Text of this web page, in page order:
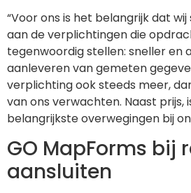
“Voor ons is het belangrijk dat
aan de verplichtingen die
tegenwoordig stellen: sneller en
aanleveren van gemeten
verplichting ook steeds meer,
van ons verwachten. Naast prijs,
belangrijkste overwegingen bij
GO MapForms bij
aansluiten